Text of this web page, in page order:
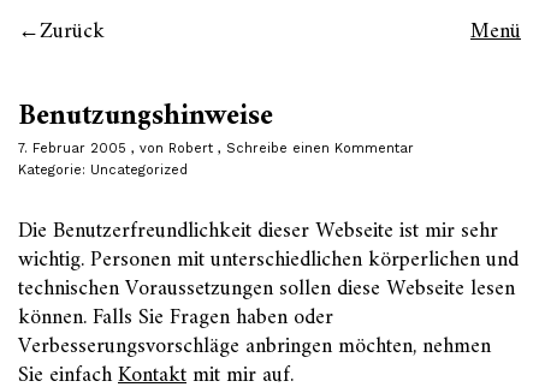
Zurück Menü
Benutzungshinweise
7. Februar 2005 von Robert
Schreibe einen Kommentar
Kategorie: Uncategorized
Die Benutzerfreundlichkeit dieser Webseite ist mir sehr
wichtig. Personen mit unterschiedlichen körperlichen und
technischen Voraussetzungen sollen diese Webseite lesen
können. Falls Sie Fragen haben oder
Verbesserungsvorschläge anbringen möchten, nehmen
Sie einfachKontaktmit mir auf.